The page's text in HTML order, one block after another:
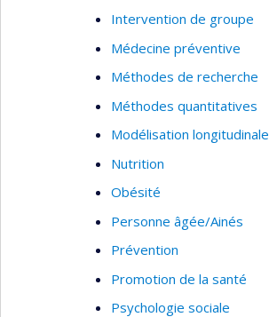
Intervention de groupe
Médecine préventive
Méthodes de recherche
Méthodes quantitatives
Modélisation longitudinale
Nutrition
Obésité
Personne âgée/Ainés
Prévention
Promotion de la santé
Psychologie sociale